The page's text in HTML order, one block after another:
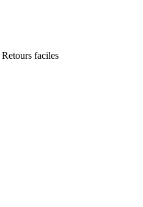
Retours faciles